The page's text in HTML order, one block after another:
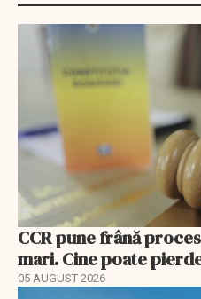
CCR pune frână
mari. Cine poate
05 AUGUST 2026